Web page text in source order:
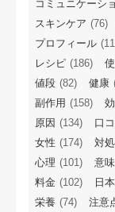
コミュニケーシ
スキンケア (76)
プロフィール
レシピ (186)
値段 (82) 健康
副作用 (158)
原因 (134) 口コ
女性 (174) 対
心理 (101) 意味
料金 (102) 日
栄養 (74) 注意